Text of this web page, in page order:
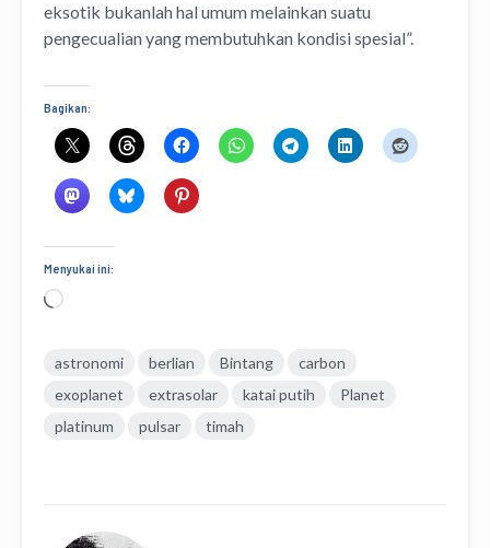
eksotik bukanlah hal umum melainkan suatu
pengecualian yang membutuhkan kondisi spesial”.
Bagikan:
Menyukai ini:
Memuat...
astronomi berlian Bintang
carbon
exoplanet
extrasolar katai putih
Planet
platinum
pulsar timah